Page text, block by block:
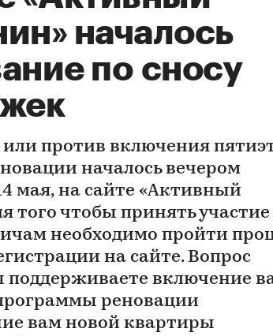
началось
по сносу
или против включения
началось вечером
мая, на сайте «Активный
того чтобы принять участие
необходимо пройти
на сайте. Вопрос
поддерживаете включение
реновации
вам новой квартиры